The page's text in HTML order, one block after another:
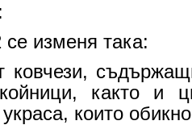
се изменя така:
ковчези,
както и
които